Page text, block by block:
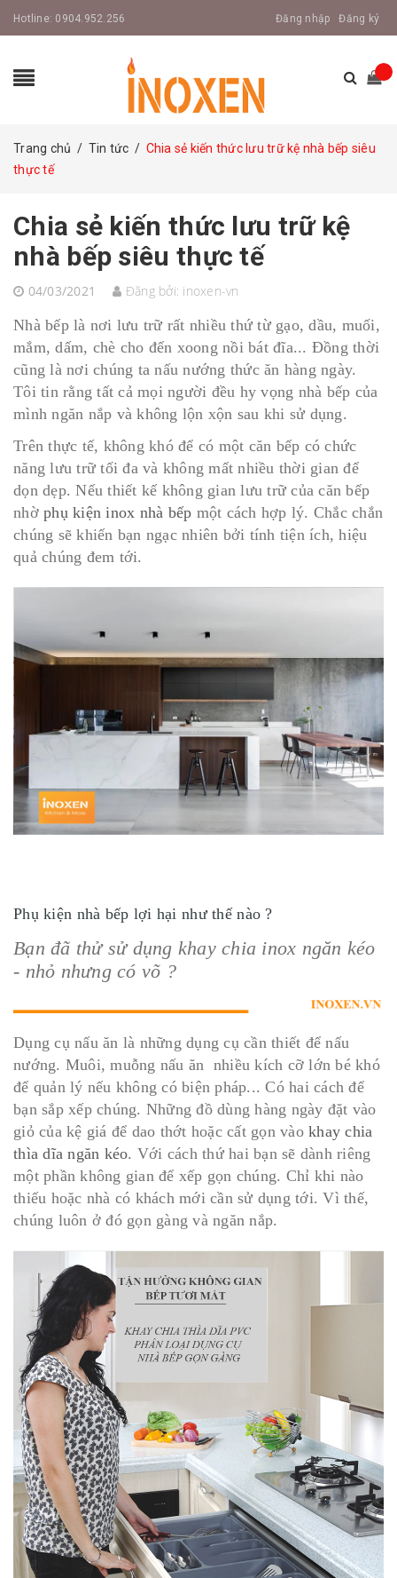
Hotline: 0904.952.256 Đăng nhập Đăng ký
Trang chủ / Tin tức / Chia sẻ kiến thức lưu trữ kệ nhà bếp siêu
thực tế
Chia sẻ kiến thức lưu trữ kệ
nhà bếp siêu thực tế
04/03/2021 Đăng bởi: inoxen-vn
Nhà bếp là nơi lưu trữ rất nhiều thứ từ gạo, dầu, muối,
mắm, dấm, chè cho đến xoong nồi bát đĩa... Đồng thời
cũng là nơi chúng ta nấu nướng thức ăn hàng ngày.
Tôi tin rằng tất cả mọi người đều hy vọng nhà bếp của
mình ngăn nắp và không lộn xộn sau khi sử dụng.
Trên thực tế, không khó để có một căn bếp có chức
năng lưu trữ tối đa và không mất nhiều thời gian để
dọn dẹp. Nếu thiết kế không gian lưu trữ của căn bếp
nhờ phụ kiện inox nhà bếp một cách hợp lý. Chắc chắn
chúng sẽ khiến bạn ngạc nhiên bởi tính tiện ích, hiệu
quả chúng đem tới.
Phụ kiện nhà bếp lợi hại như thế nào ?
Bạn đã thử sử dụng khay chia inox ngăn kéo
- nhỏ nhưng có võ ?
Dụng cụ nấu ăn là những dụng cụ cần thiết để nấu
nướng. Muôi, muỗng nấu ăn nhiều kích cỡ lớn bé khó
để quản lý nếu không có biện pháp... Có hai cách để
bạn sắp xếp chúng. Những đồ dùng hàng ngày đặt vào
giỏ của kệ giá để dao thớt hoặc cất gọn vào khay chia
thìa dĩa ngăn kéo. Với cách thứ hai bạn sẽ dành riêng
một phần không gian để xếp gọn chúng. Chỉ khi nào
thiếu hoặc nhà có khách mới cần sử dụng tới. Vì thế,
chúng luôn ở đó gọn gàng và ngăn nắp.